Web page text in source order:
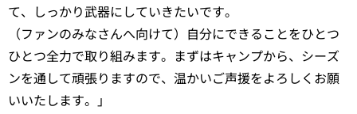
て、しっかり武器にしていきたいです。
（ファンのみなさんへ向けて）自分にできることをひとつ
ひとつ全力で取り組みます。まずはキャンプから、シーズ
ンを通して頑張りますので、温かいご声援をよろしくお願
いいたします。」